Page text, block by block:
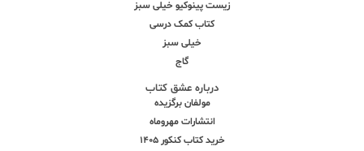
زیست پینوکیو خیلی سبز
کتاب کمک درسی
خیلی سبز
گاج
درباره عشق کتاب
مولفان برگزیده
انتشارات مهروماه
خرید کتاب کنکور 1405